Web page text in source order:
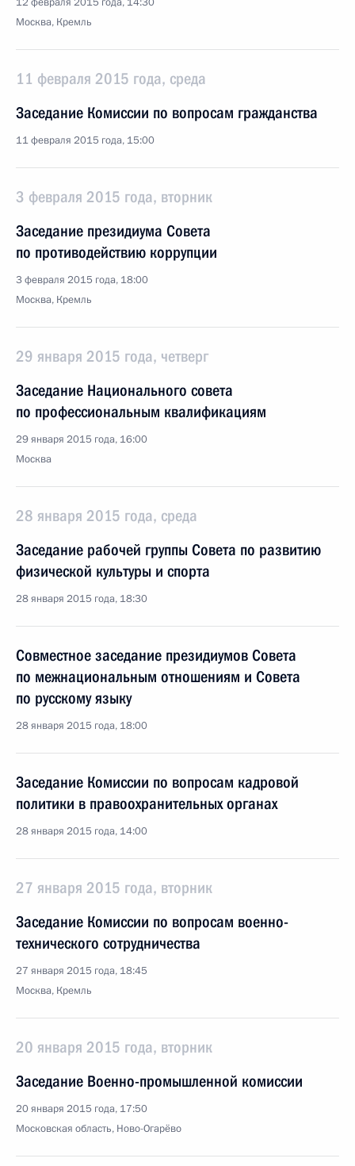
Москва, Кремль
11 февраля 2015 года, среда
Заседание Комиссии по вопросам гражданства
11 февраля 2015 года, 15:00
3 февраля 2015 года, вторник
Заседание президиума Совета
по противодействию коррупции
3 февраля 2015 года, 18:00
Москва, Кремль
29 января 2015 года, четверг
Заседание Национального совета
по профессиональным квалификациям
29 января 2015 года, 16:00
Москва
28 января 2015 года, среда
Заседание рабочей группы Совета по развитию
физической культуры и спорта
28 января 2015 года, 18:30
Совместное заседание президиумов Совета
по межнациональным отношениям и Совета
по русскому языку
28 января 2015 года, 18:00
Заседание Комиссии по вопросам кадровой
политики в правоохранительных органах
28 января 2015 года, 14:00
27 января 2015 года, вторник
Заседание Комиссии по вопросам военно-
технического сотрудничества
27 января 2015 года, 18:45
Москва, Кремль
20 января 2015 года, вторник
Заседание Военно-промышленной комиссии
20 января 2015 года, 17:50
Московская область, Ново-Огарёво